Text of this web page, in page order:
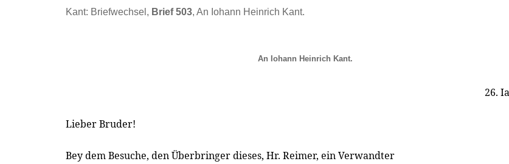
Kant: Briefwechsel, Brief 503, An Iohann Heinrich Kant.
An Iohann Heinrich Kant.
26.
Lieber Bruder!
Bey dem Besuche, den Überbringer dieses, Hr. Reimer, ein Verwandter